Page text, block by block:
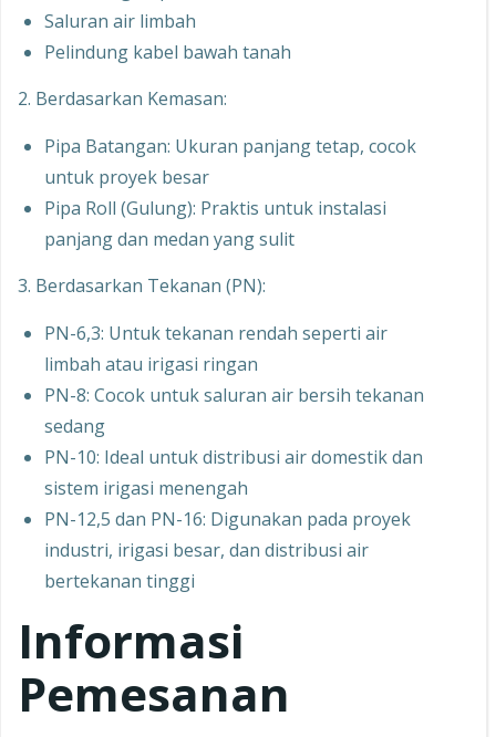
Saluran air limbah
Pelindung kabel bawah tanah
2. Berdasarkan Kemasan:
Pipa Batangan: Ukuran panjang tetap, cocok
untuk proyek besar
Pipa Roll (Gulung): Praktis untuk instalasi
panjang dan medan yang sulit
3. Berdasarkan Tekanan (PN):
PN-6,3: Untuk tekanan rendah seperti air
limbah atau irigasi ringan
PN-8: Cocok untuk saluran air bersih tekanan
sedang
PN-10: Ideal untuk distribusi air domestik dan
sistem irigasi menengah
PN-12,5 dan PN-16: Digunakan pada proyek
industri, irigasi besar, dan distribusi air
bertekanan tinggi
Informasi
Pemesanan